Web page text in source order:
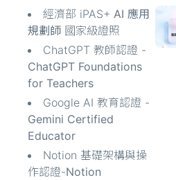
經濟部 iPAS+ AI 應用
規劃師 國家級證照
ChatGPT 教師認證 -
ChatGPT Foundations
for Teachers
Google AI 教育認證 -
Gemini Certified
Educator
Notion 基礎架構與操
作認證-Notion